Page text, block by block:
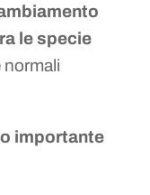
le specie
normali
importante